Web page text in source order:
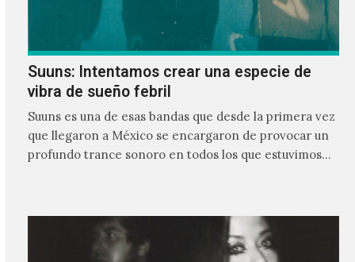
Suuns: Intentamos crear una especie de
vibra de sueño febril
Suuns es una de esas bandas que desde la primera vez
que llegaron a México se encargaron de provocar un
profundo trance sonoro en todos los que estuvimos